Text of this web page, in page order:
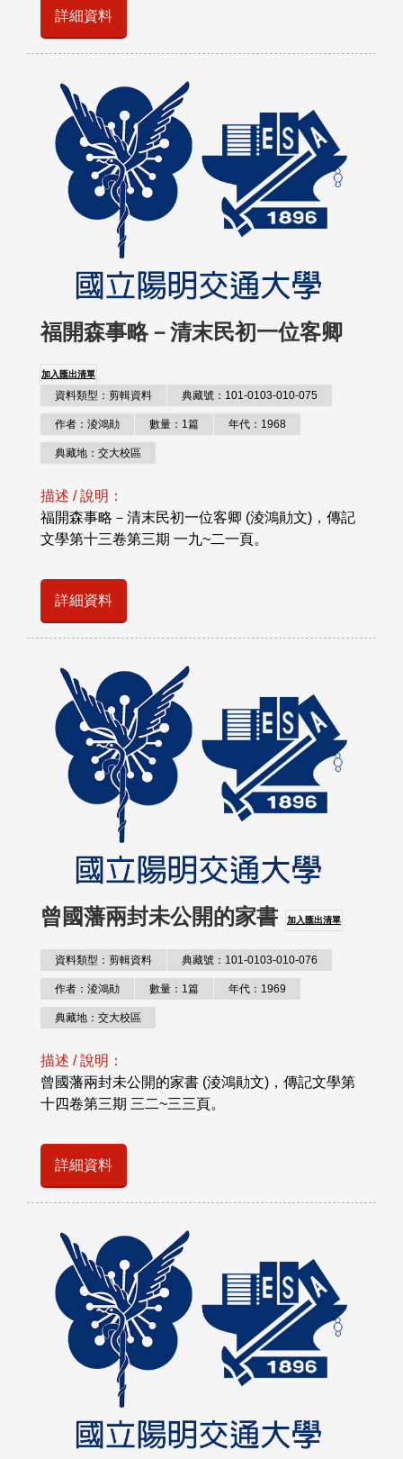
詳細資料
福開森事略－清末民初一位客卿
加入匯出清單
資料類型：剪輯資料 典藏號：101-0103-010-075
作者：淩鴻勛 數量：1篇 年代：1968
典藏地：交大校區
描述 / 說明：
福開森事略－清末民初一位客卿 (淩鴻勛文)，傳記
文學第十三卷第三期 一九~二一頁。
詳細資料
曾國藩兩封未公開的家書 加入匯出清單
資料類型：剪輯資料 典藏號：101-0103-010-076
作者：淩鴻勛 數量：1篇 年代：1969
典藏地：交大校區
描述 / 說明：
曾國藩兩封未公開的家書 (淩鴻勛文)，傳記文學第
十四卷第三期 三二~三三頁。
詳細資料